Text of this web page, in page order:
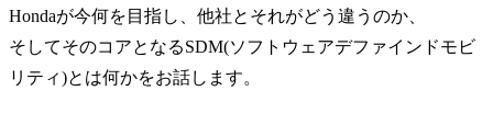
Hondaが今何を目指し、他社とそれがどう違うのか、
そしてそのコアとなるSDM(ソフトウェアデファインドモビ
リティ)とは何かをお話します。